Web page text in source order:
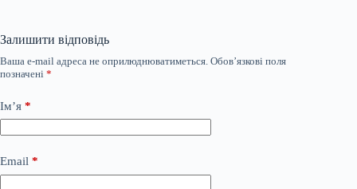
Залишити відповідь
Ваша e-mail адреса не оприлюднюватиметься. Обов’язкові поля
позначені *
Ім’я *
Email *